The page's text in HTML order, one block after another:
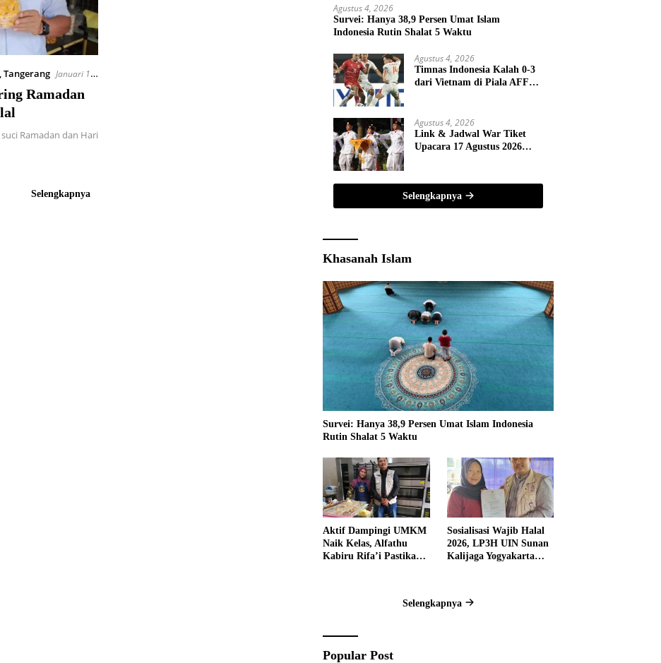
Tangerang Januari 12,
Ramadan
Ramadan dan Hari
Selengkapnya
Agustus 4, 2026
Survei: Hanya 38,9 Persen Umat Islam
Indonesia Rutin Shalat 5 Waktu
Agustus 4, 2026
Timnas Indonesia Kalah 0-3
dari Vietnam di Piala AFF
Agustus 4, 2026
Link & Jadwal War Tiket
Upacara 17 Agustus 2026
Selengkapnya
Khasanah Islam
Survei: Hanya 38,9 Persen Umat Islam Indonesia
Rutin Shalat 5 Waktu
Aktif Dampingi UMKM
Naik Kelas, Alfathu
Kabiru Rifa’i Pastikan
Sosialisasi Wajib Halal
2026, LP3H UIN Sunan
Kalijaga Yogyakarta
Selengkapnya
Popular Post